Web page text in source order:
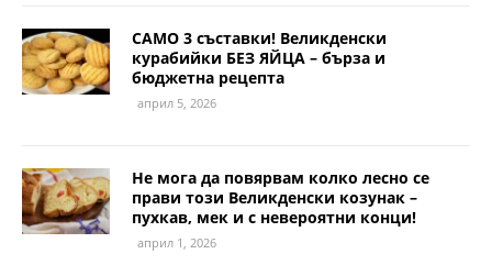
САМО 3 съставки! Великденски
курабийки БЕЗ ЯЙЦА – бърза и
бюджетна рецепта
април 5, 2026
Не мога да повярвам колко лесно се
прави този Великденски козунак –
пухкав, мек и с невероятни конци!
април 1, 2026